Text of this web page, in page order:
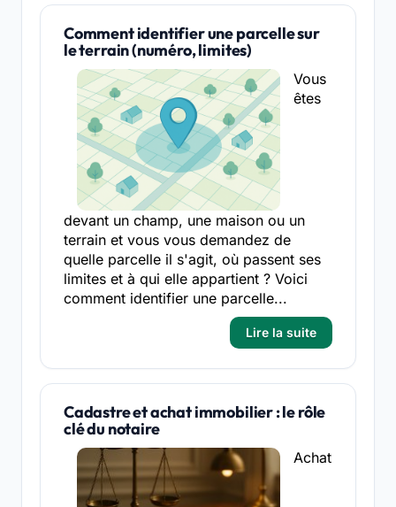
Comment identifier une parcelle sur
le terrain (numéro, limites)
Vous
êtes
devant un champ, une maison ou un
terrain et vous vous demandez de
quelle parcelle il s'agit, où passent ses
limites et à qui elle appartient ? Voici
comment identifier une parcelle...
Lire la suite
Cadastre et achat immobilier : le rôle
clé du notaire
Achat